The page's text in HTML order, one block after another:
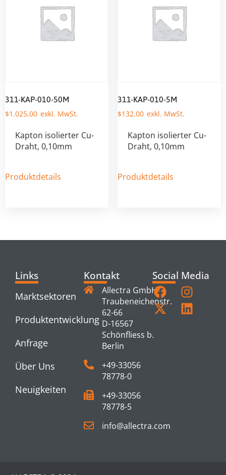
311-KAP-010-50M
$1.025,00
Kapton isolierter Cu-
Draht, 0,10mm
Produktdetails
311-KAP-010-5M
$132,00
Kapton isolierter Cu-
Draht, 0,10mm
Produktdetails
Links
Marktsektoren
Produktentwicklung
Anfrage
Über Uns
Neuigkeiten
Kontakt
Allectra GmbH
Traubeneichenstr.
62-66
D-16567
Schönfliess b.
Berlin
+49-33056
78778-0
+49-33056
78778-5
info@allectra.com
Social Media